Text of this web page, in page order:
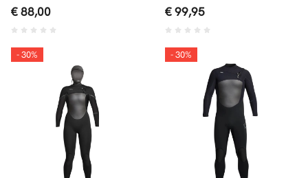
€ 88,00 € 99,95
- 30% - 30%